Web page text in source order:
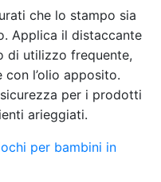
che lo stampo sia
Applica il distaccante
di utilizzo frequente,
l’olio apposito.
per i prodotti
arieggiati.